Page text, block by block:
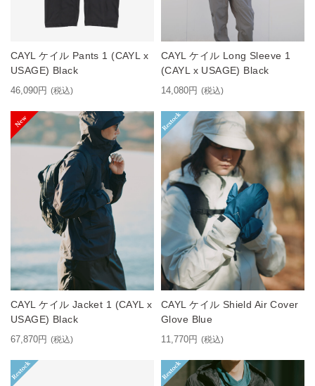
CAYL ケイル Pants 1 (CAYL x
USAGE) Black
46,090円 (税込)
CAYL ケイル Long Sleeve 1
(CAYL x USAGE) Black
14,080円 (税込)
CAYL ケイル Jacket 1 (CAYL x
USAGE) Black
67,870円 (税込)
CAYL ケイル Shield Air Cover
Glove Blue
11,770円 (税込)